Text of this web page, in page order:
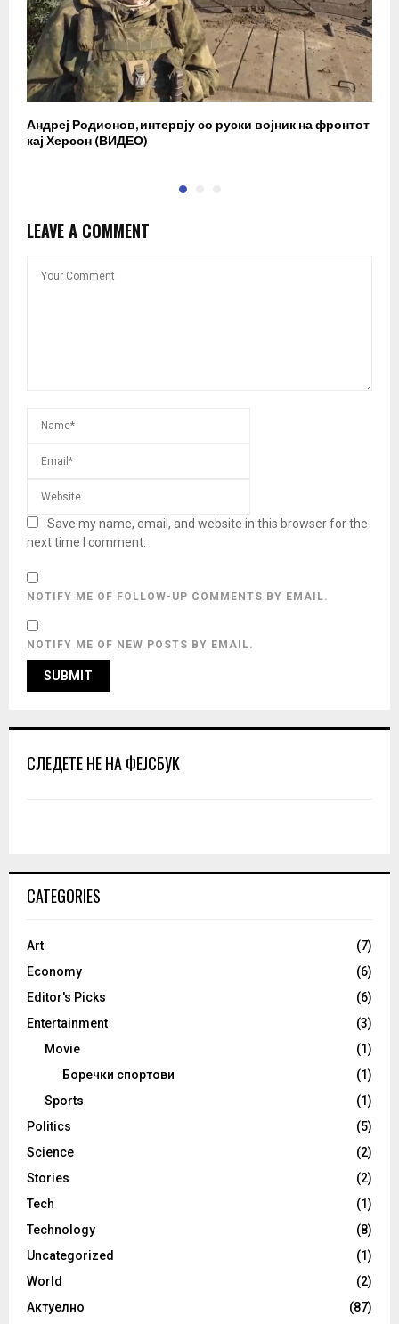
Андреј Родионов, интервју со руски војник на фронтот
кај Херсон (ВИДЕО)
LEAVE A COMMENT
Save my name, email, and website in this browser for the
next time I comment.
NOTIFY ME OF FOLLOW-UP COMMENTS BY EMAIL.
NOTIFY ME OF NEW POSTS BY EMAIL.
СЛЕДЕТЕ НЕ НА ФЕЈСБУК
CATEGORIES
Art
(7)
Economy
(6)
Editor's Picks
(6)
Entertainment
(3)
Movie
(1)
Боречки спортови
(1)
Sports
(1)
Politics
(5)
Science
(2)
Stories
(2)
Tech
(1)
Technology
(8)
Uncategorized
(1)
World
(2)
Актуелно
(87)